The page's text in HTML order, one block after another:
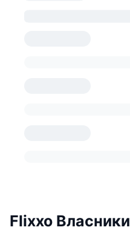
Flixxo Власники